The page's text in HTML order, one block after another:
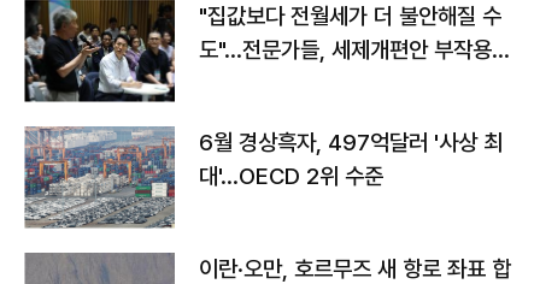
"집값보다 전월세가 더 불안해질 수
도"…전문가들, 세제개편안 부작용
6월 경상흑자, 497억달러 '사상 최
대'…OECD 2위 수준
이란·오만, 호르무즈 새 항로 좌표 합